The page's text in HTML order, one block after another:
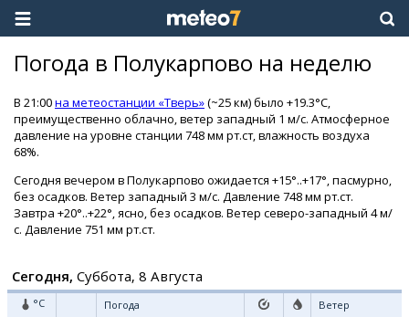
Погода в Полукарпово на неделю
В 21:00на метеостанции «Тверь»(~25 км) было +19.3°C,
преимущественно облачно, ветер западный 1 м/с. Атмосферное
давление на уровне станции 748 мм рт.ст, влажность воздуха
68%.
Сегодня вечером в Полукарпово ожидается +15°..+17°, пасмурно,
без осадков. Ветер западный 3 м/с. Давление 748 мм рт.ст.
Завтра +20°..+22°, ясно, без осадков. Ветер северо-западный 4 м/
с. Давление 751 мм рт.ст.
Сегодня, Суббота, 8 Августа
°C Погода Ветер